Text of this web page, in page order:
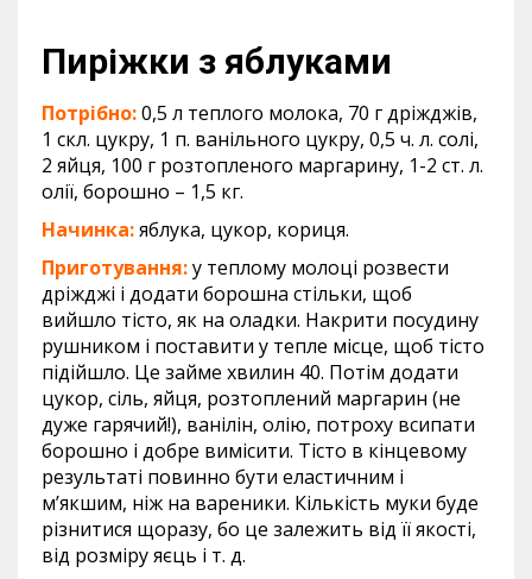
Пиріжки з яблуками
Потрібно:0,5 л теплого молока, 70 г дріжджів,
1 скл. цукру, 1 п. ванільного цукру, 0,5 ч. л. солі,
2 яйця, 100 г розтопленого маргарину, 1-2 ст. л.
олії, борошно – 1,5 кг.
Начинка:яблука, цукор, кориця.
Приготування:у теплому молоці розвести
дріжджі і додати борошна стільки, щоб
вийшло тісто, як на оладки. Накрити посудину
рушником і поставити у тепле місце, щоб тісто
підійшло. Це займе хвилин 40. Потім додати
цукор, сіль, яйця, розтоплений маргарин (не
дуже гарячий!), ванілін, олію, потроху всипати
борошно і добре вимісити. Тісто в кінцевому
результаті повинно бути еластичним і
м’якшим, ніж на вареники. Кількість муки буде
різнитися щоразу, бо це залежить від її якості,
від розміру яєць і т. д.